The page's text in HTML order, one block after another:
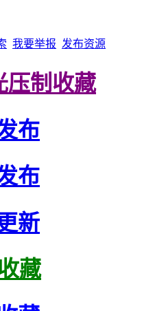
我要举报 发布资源
压制收藏
布
布
新
藏